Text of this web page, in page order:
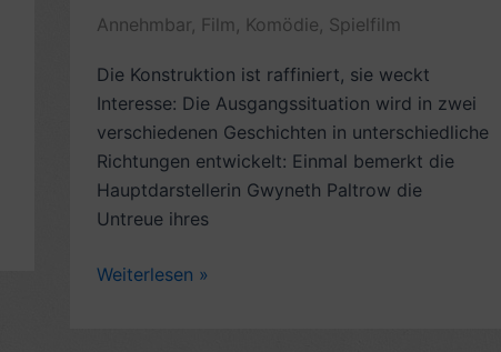
Annehmbar, Film , Komödie, Spielfilm
Die Konstruktion ist raffiniert, sie weckt
Interesse: Die Ausgangssituation wird in zwei
verschiedenen Geschichten in unterschiedliche
Richtungen entwickelt: Einmal bemerkt die
Hauptdarstellerin Gwyneth Paltrow die
Untreue ihres
Romantische
Weiterlesen »